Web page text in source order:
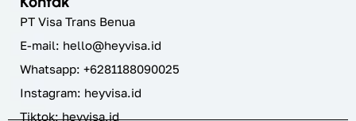
PT Visa Trans Benua
E-mail: hello@heyvisa.id
Whatsapp: +6281188090025
Instagram: heyvisa.id
Tiktok: heyvisa.id